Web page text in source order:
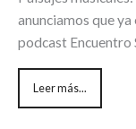
anunciamos que
podcast Encuentro
Leer más...